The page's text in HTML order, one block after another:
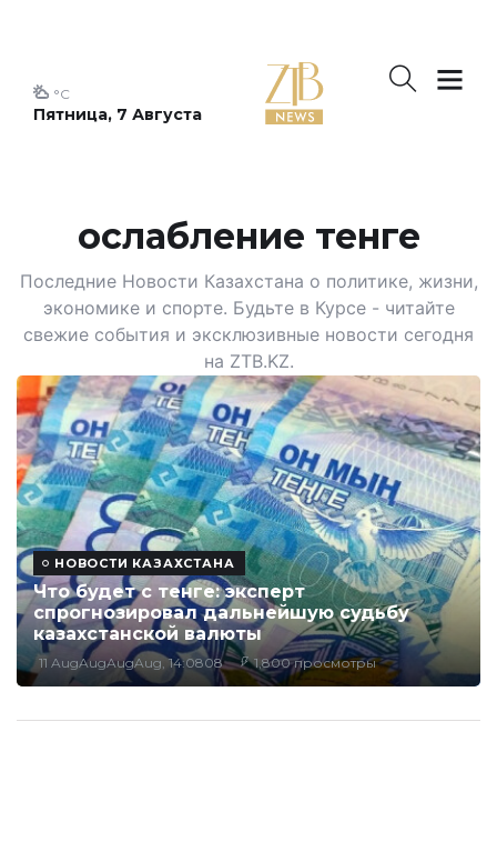
Пятница, 7 Августа
°C
ослабление тенге
Последние Новости Казахстана о политике, жизни,
экономике и спорте. Будьте в Курсе - читайте
свежие события и эксклюзивные новости сегодня
на ZTB.KZ.
НОВОСТИ КАЗАХСТАНА
Что будет с тенге: эксперт
спрогнозировал дальнейшую судьбу
казахстанской валюты
11 AugAugAugAug, 14:0808 1,800 просмотры